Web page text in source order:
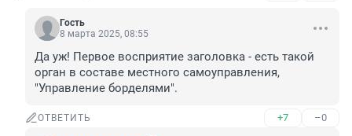
Гость
8 марта 2025, 08:55
Да уж! Первое восприятие заголовка - есть такой
орган в составе местного самоуправления,
"Управление борделями".
ОТВЕТИТЬ +7 –0